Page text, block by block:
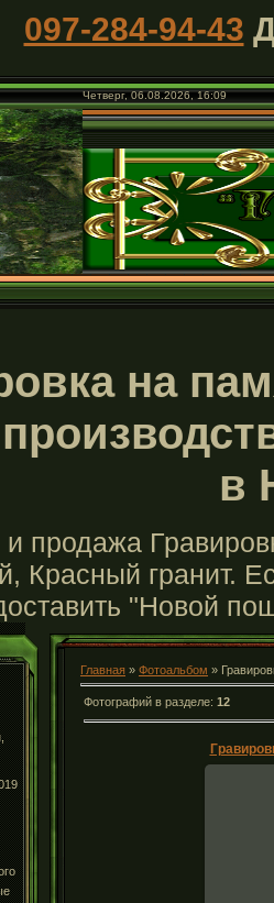
097-284-94-43
Четверг, 06.08.2026, 16:09
на
в
и продажа
Красный гранит.
"Новой
Главная » Фотоальбом »
Фотографий в разделе: 12